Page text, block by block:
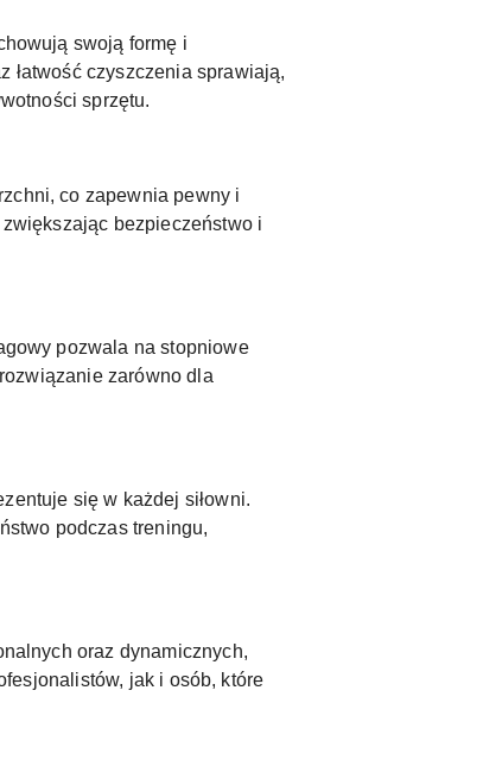
swoją formę i
łatwość czyszczenia sprawiają,
sprzętu.
co zapewnia pewny i
bezpieczeństwo i
pozwala na stopniowe
zarówno dla
się w każdej siłowni.
podczas treningu,
oraz dynamicznych,
jak i osób, które